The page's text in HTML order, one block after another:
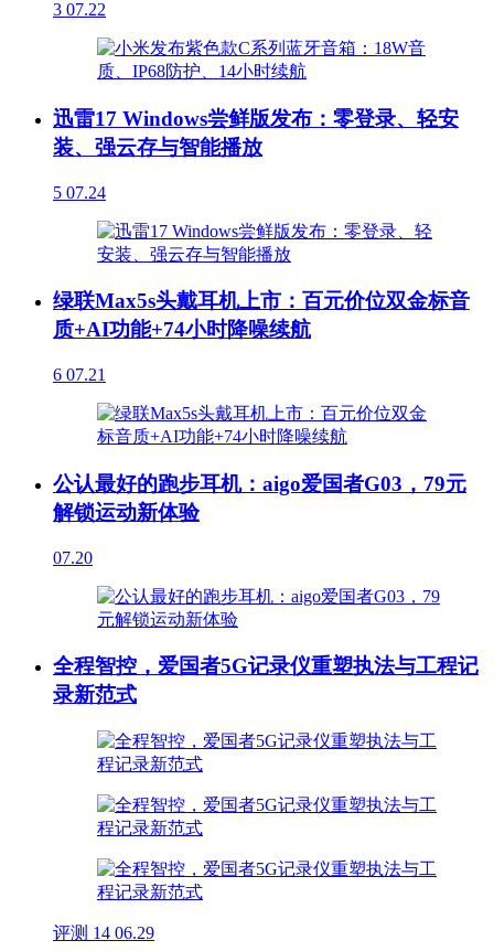
3 07.22
迅雷17 Windows尝鲜版发布：零登录、轻安
装、强云存与智能播放
5 07.24
绿联Max5s头戴耳机上市：百元价位双金标音
质+AI功能+74小时降噪续航
6 07.21
公认最好的跑步耳机：aigo爱国者G03，79元
解锁运动新体验
07.20
全程智控，爱国者5G记录仪重塑执法与工程记
录新范式
评测 14 06.29